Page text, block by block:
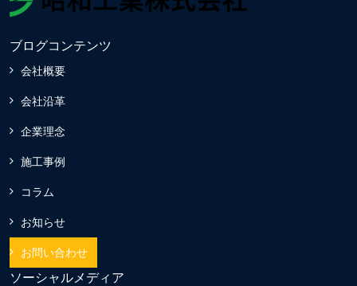
ブログコンテンツ
会社概要
会社沿革
企業理念
施工事例
コラム
お知らせ
お問い合わせ
ソーシャルメディア